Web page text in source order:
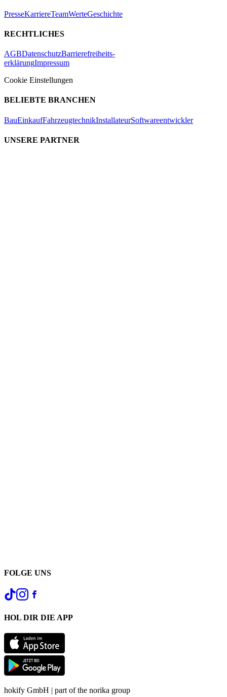
PresseKarriereTeamWerteGeschichte
RECHTLICHES
AGBDatenschutzBarrierefreiheits-
erklärungImpressum
Cookie Einstellungen
BELIEBTE BRANCHEN
BauEinkaufFahrzeugtechnikInstallateurSoftwareentwickler
UNSERE PARTNER
FOLGE UNS
HOL DIR DIE APP
hokify GmbH | part of the norika group